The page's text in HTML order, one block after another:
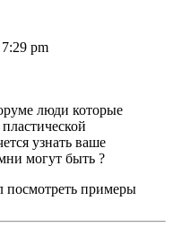
pm
люди которые
узнать ваше
могут быть ?
посмотреть примеры